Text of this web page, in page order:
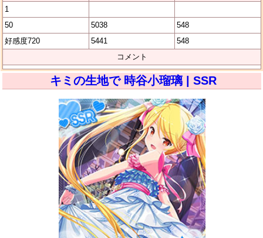
1
50
5038
548
好感度720
5441
548
コメント
キミの生地で 時谷小瑠璃 | SSR